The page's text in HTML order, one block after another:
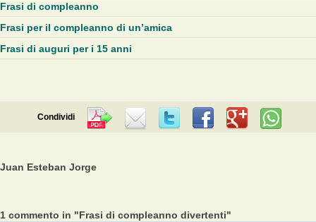
Frasi di compleanno
Frasi per il compleanno di un’amica
Frasi di auguri per i 15 anni
Condividi
Juan Esteban Jorge
1 commento in "Frasi di compleanno divertenti"